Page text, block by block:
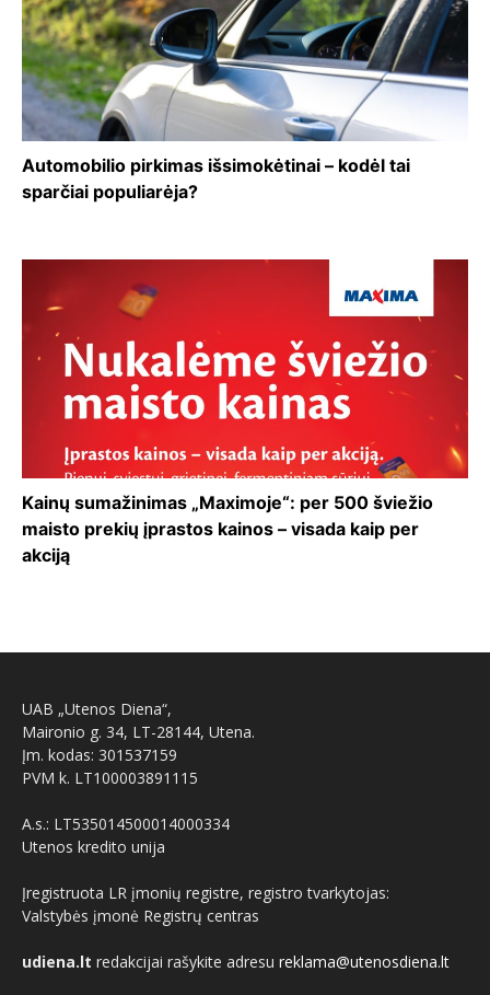
Automobilio pirkimas išsimokėtinai – kodėl tai
sparčiai populiarėja?
Kainų sumažinimas „Maximoje“: per 500 šviežio
maisto prekių įprastos kainos – visada kaip per
akciją
UAB „Utenos Diena“,
Maironio g. 34, LT-28144, Utena.
Įm. kodas: 301537159
PVM k. LT100003891115
A.s.: LT535014500014000334
Utenos kredito unija
Įregistruota LR įmonių registre, registro tvarkytojas:
Valstybės įmonė Registrų centras
udiena.lt redakcijai rašykite adresu reklama@utenosdiena.lt